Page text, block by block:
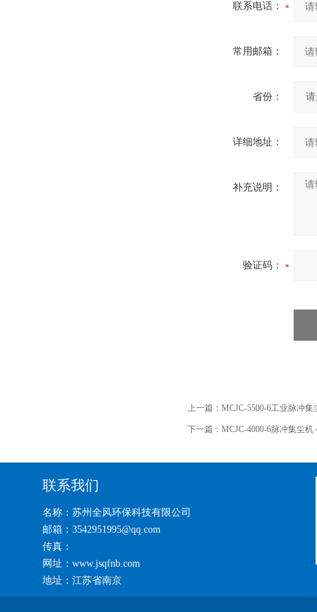
联系电话：
常用邮箱：
省份：
详细地址：
补充说明：
验证码：
上一篇： MCJC-5500-6工业脉冲集
下一篇： MCJC-4000-6脉冲集尘
联系我们
名称：苏州全风环保科技有限公司
邮箱：3542951995@qq.com
传真：
网址：www.jsqfnb.com
地址：江苏省南京